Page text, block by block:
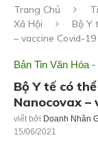
Trang Chủ
Xã Hội
Bộ Y
– vaccine Covid-
Bản Tin Văn Hóa
Bộ Y tế có
Nanocovax –
viết bởi Doanh Nhân
15/06/2021